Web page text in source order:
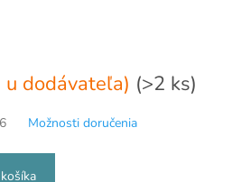
dodávateľa) (>2 ks)
Možnosti doručenia